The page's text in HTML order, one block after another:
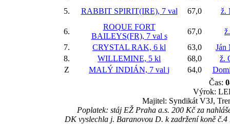
5.
RABBIT SPIRIT(IRE), 7 val 67,0 ž.
6.
ROQUE FORT
BAILEYS(FR), 7 val s
67,0
7.
CRYSTAL RAK, 6 kl 63,0
Ján
8.
WILLEMINE, 5 kl 68,0
ž.
Z
MALÝ INDIÁN, 7 val j 64,0
Čas:
Výrok:
Majitel: Syndikát V3J,
Poplatek: stáj EŽ Praha a.s. 200 Kč za
DK vyslechla j. Baranovou D. k zadržení koně